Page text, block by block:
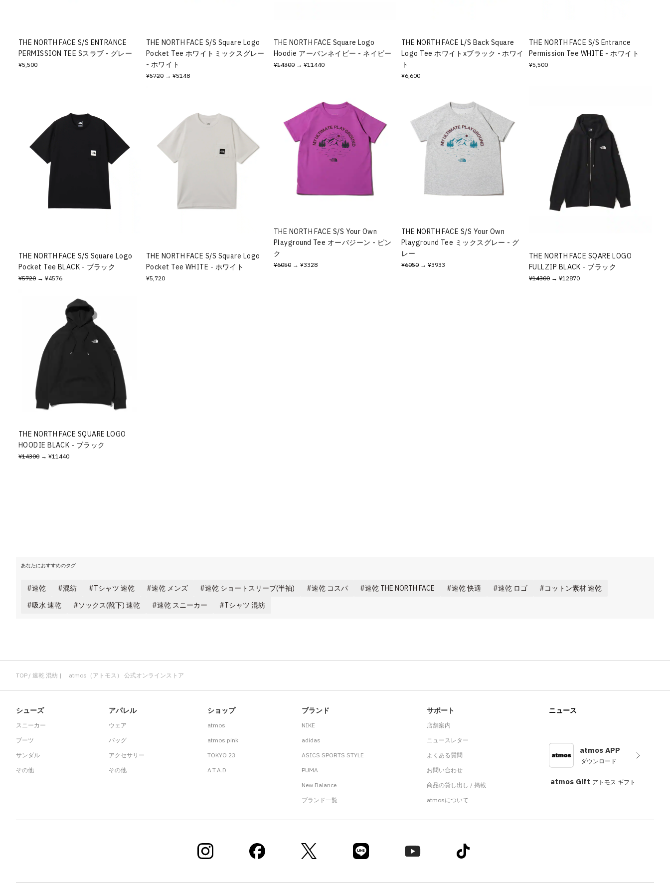
THE NORTH FACE S/S ENTRANCE
PERMISSION TEE Sスラブ - グレー
¥5,500
THE NORTH FACE S/S Square Logo
Pocket Tee ホワイトミックスグレー
- ホワイト
¥5720 → ¥5148
THE NORTH FACE Square Logo
Hoodie アーバンネイビー - ネイビー
¥14300 → ¥11440
THE NORTH FACE L/S Back Square
Logo Tee ホワイトxブラック - ホワイ
ト
¥6,600
THE NORTH FACE S/S Entrance
Permission Tee WHITE - ホワイト
¥5,500
THE NORTH FACE S/S Square Logo
Pocket Tee BLACK - ブラック
¥5720 → ¥4576
THE NORTH FACE S/S Square Logo
Pocket Tee WHITE - ホワイト
¥5,720
THE NORTH FACE S/S Your Own
Playground Tee オーバジーン - ピン
ク
¥6050 → ¥3328
THE NORTH FACE S/S Your Own
Playground Tee ミックスグレー - グ
レー
¥6050 → ¥3933
THE NORTH FACE SQARE LOGO
FULLZIP BLACK - ブラック
¥14300 → ¥12870
THE NORTH FACE SQUARE LOGO
HOODIE BLACK - ブラック
¥14300 → ¥11440
あなたにおすすめのタグ
速乾 混紡 Tシャツ 速乾 速乾 メンズ 速乾 ショートスリーブ(半袖) 速乾 コスパ 速乾 THE NORTH FACE 速乾 快適 速乾 ロゴ
コットン素材 速乾
吸水 速乾
ソックス(靴下) 速乾 速乾 スニーカー Tシャツ 混紡
TOP 速乾 混紡 | atmos（アトモス） 公式オンラインストア
シューズ
スニーカー
ブーツ
サンダル
その他
アパレル
ウェア
バッグ
アクセサリー
その他
ショップ
atmos
atmos pink
TOKYO 23
A.T.A.D
ブランド
NIKE
adidas
ASICS SPORTS STYLE
PUMA
New Balance
ブランド一覧
サポート
店舗案内
ニュースレター
よくある質問
お問い合わせ
商品の貸し出し / 掲載
atmosについて
ニュース
atmos APP
ダウンロード
atmos Gift アトモス ギフト